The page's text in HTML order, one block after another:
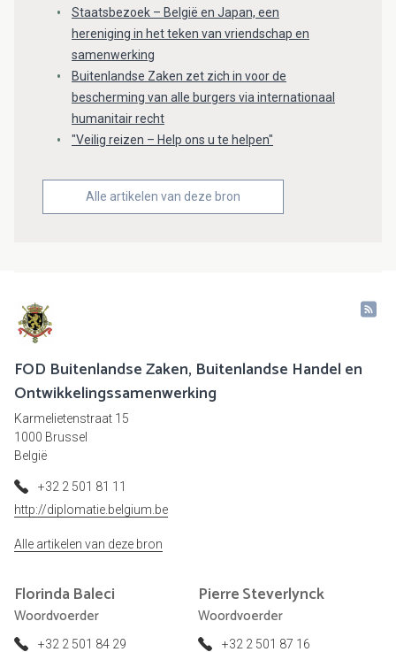
Staatsbezoek – België en Japan, een
hereniging in het teken van vriendschap en
samenwerking
Buitenlandse Zaken zet zich in voor de
bescherming van alle burgers via internationaal
humanitair recht
"Veilig reizen – Help ons u te helpen"
Alle artikelen van deze bron
FOD Buitenlandse Zaken, Buitenlandse Handel en
Ontwikkelingssamenwerking
Karmelietenstraat 15
1000 Brussel
België
+32 2 501 81 11
http://diplomatie.belgium.be
Alle artikelen van deze bron
Florinda Baleci
Woordvoerder
+32 2 501 84 29
PierreSteverlynck
Woordvoerder
+32 2 501 87 16